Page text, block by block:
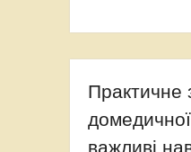
Практичне
важливі